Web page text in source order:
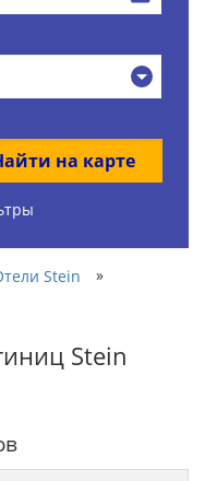
на карте
Stein
»
Stein